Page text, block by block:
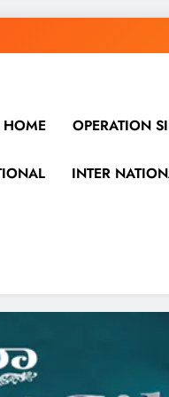
HOME OPERATION
INTER